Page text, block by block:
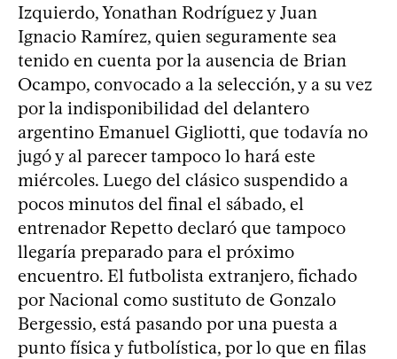
Izquierdo, Yonathan Rodríguez y Juan
Ignacio Ramírez, quien seguramente sea
tenido en cuenta por la ausencia de Brian
Ocampo, convocado a la selección, y a su vez
por la indisponibilidad del delantero
argentino Emanuel Gigliotti, que todavía no
jugó y al parecer tampoco lo hará este
miércoles. Luego del clásico suspendido a
pocos minutos del final el sábado, el
entrenador Repetto declaró que tampoco
llegaría preparado para el próximo
encuentro. El futbolista extranjero, fichado
por Nacional como sustituto de Gonzalo
Bergessio, está pasando por una puesta a
punto física y futbolística, por lo que en filas